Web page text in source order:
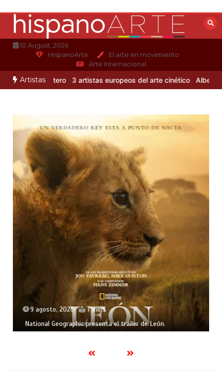
contenido
10 August, 2026
HispanoArte
El arte en movimiento
Arte Internacional
Artistas
Otero 3 artistas europeos del arte cinético Albert
9 agosto, 2026 7 mins
National Geographic presenta el tráiler de León.